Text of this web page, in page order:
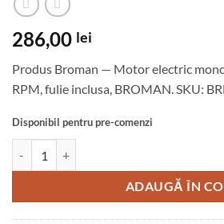
286,00 lei
Produs Broman — Motor electric
RPM, fulie inclusa, BROMAN. SKU:
Disponibil pentru pre-comenzi
ADAUGĂ ÎN